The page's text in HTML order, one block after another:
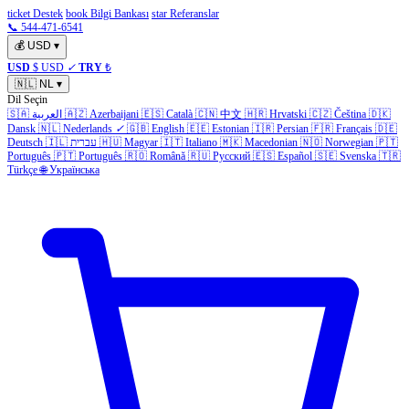
ticket Destek book Bilgi Bankası star Referanslar
📞 544-471-6541
💰 USD ▾
USD $ USD ✓ TRY ₺
🇳🇱 NL ▾
Dil Seçin
🇸🇦 العربية 🇦🇿 Azerbaijani 🇪🇸 Català 🇨🇳 中文 🇭🇷 Hrvatski 🇨🇿 Čeština 🇩🇰
Dansk 🇳🇱 Nederlands ✓ 🇬🇧 English 🇪🇪 Estonian 🇮🇷 Persian 🇫🇷 Français 🇩🇪
Deutsch 🇮🇱 עברית 🇭🇺 Magyar 🇮🇹 Italiano 🇲🇰 Macedonian 🇳🇴 Norwegian 🇵🇹
Português 🇵🇹 Português 🇷🇴 Română 🇷🇺 Русский 🇪🇸 Español 🇸🇪 Svenska 🇹🇷
Türkçe 🌐 Українська